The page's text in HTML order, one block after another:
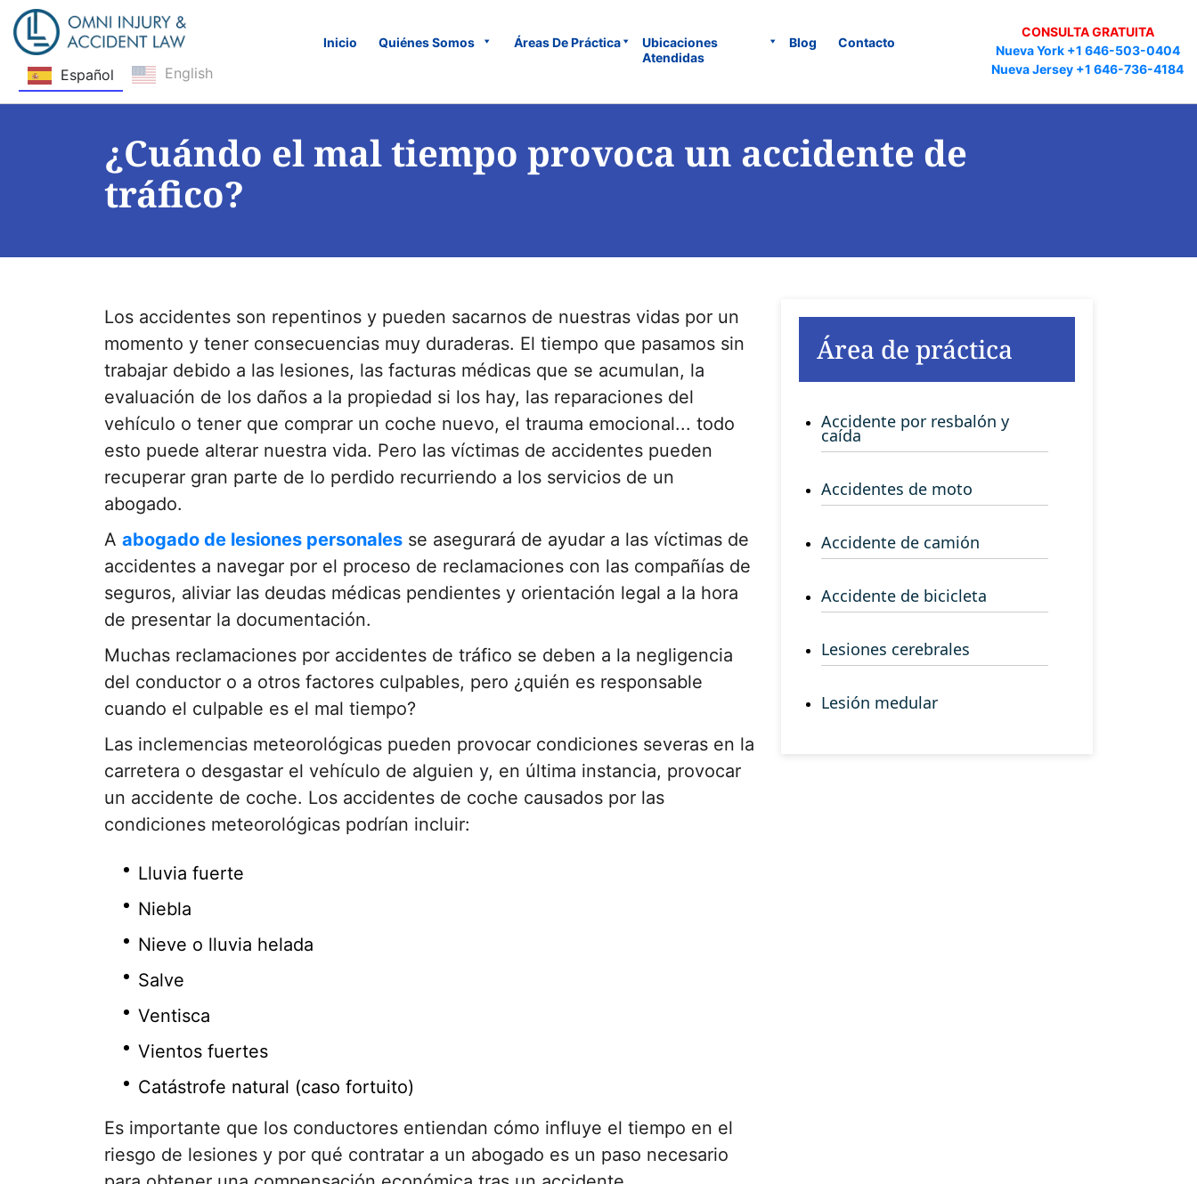
Saltar navegación
Español English
Inicio Quiénes Somos Áreas De Práctica
Ubicaciones
Atendidas
Blog Contacto
CONSULTA GRATUITA
Nueva York +1 646-503-0404
Nueva Jersey +1 646-736-4184
¿Cuándo el mal tiempo provoca un accidente de
tráfico?
Los accidentes son repentinos y pueden sacarnos de nuestras vidas por un
momento y tener consecuencias muy duraderas. El tiempo que pasamos sin
trabajar debido a las lesiones, las facturas médicas que se acumulan, la
evaluación de los daños a la propiedad si los hay, las reparaciones del
vehículo o tener que comprar un coche nuevo, el trauma emocional... todo
esto puede alterar nuestra vida. Pero las víctimas de accidentes pueden
recuperar gran parte de lo perdido recurriendo a los servicios de un
abogado.
A abogado de lesiones personales se asegurará de ayudar a las víctimas de
accidentes a navegar por el proceso de reclamaciones con las compañías de
seguros, aliviar las deudas médicas pendientes y orientación legal a la hora
de presentar la documentación.
Muchas reclamaciones por accidentes de tráfico se deben a la negligencia
del conductor o a otros factores culpables, pero ¿quién es responsable
cuando el culpable es el mal tiempo?
Las inclemencias meteorológicas pueden provocar condiciones severas en la
carretera o desgastar el vehículo de alguien y, en última instancia, provocar
un accidente de coche. Los accidentes de coche causados por las
condiciones meteorológicas podrían incluir:
Lluvia fuerte
Niebla
Nieve o lluvia helada
Salve
Ventisca
Vientos fuertes
Catástrofe natural (caso fortuito)
Es importante que los conductores entiendan cómo influye el tiempo en el
riesgo de lesiones y por qué contratar a un abogado es un paso necesario
Área de práctica
Accidente por resbalón y
caída
Accidentes de moto
Accidente de camión
Accidente de bicicleta
Lesiones cerebrales
Lesión medular